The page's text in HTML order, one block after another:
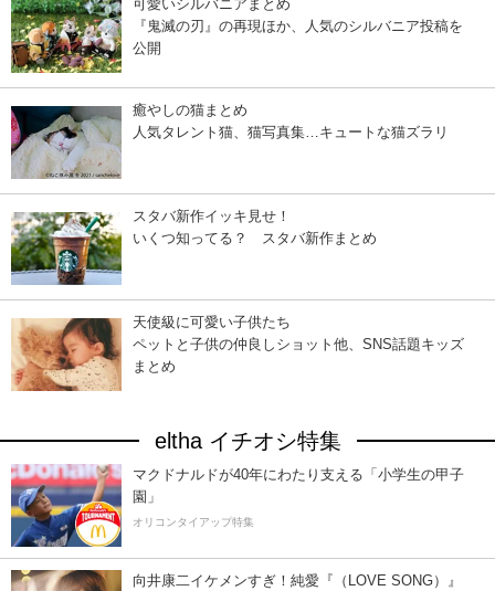
可愛いシルバニアまとめ
『鬼滅の刃』の再現ほか、人気のシルバニア投稿を
公開
癒やしの猫まとめ
人気タレント猫、猫写真集…キュートな猫ズラリ
スタバ新作イッキ見せ！
いくつ知ってる？ スタバ新作まとめ
天使級に可愛い子供たち
ペットと子供の仲良しショット他、SNS話題キッズ
まとめ
eltha イチオシ特集
マクドナルドが40年にわたり支える「小学生の甲子
園」
オリコンタイアップ特集
向井康二イケメンすぎ！純愛『（LOVE SONG）』